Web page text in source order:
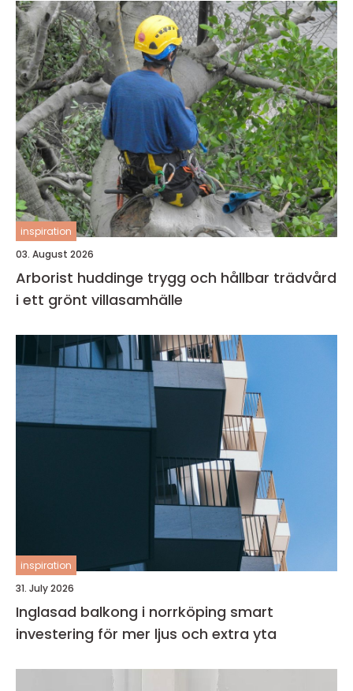
inspiration
03. August 2026
Arborist huddinge trygg och hållbar trädvård
i ett grönt villasamhälle
inspiration
31. July 2026
Inglasad balkong i norrköping smart
investering för mer ljus och extra yta